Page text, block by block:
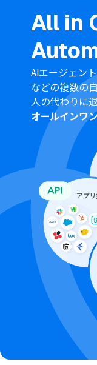
張子などの情
させるための
Microsoft
前のステップ
ンロード対象
Notionの各オ
で取得した情
ロードするペ
です
■注意事項
Microsoft
携してください
Microsoft365
般法人向けプ
般法人向けプ
する可能性が
アプリの仕様
同一にならな
るのでご了承
トリガーは5
間隔を選択で
プランによっ
ください。
分岐はミニプ
（オペレーシ
合は設定して
ーとなります
ミニプランな
All in
AIエージェン
などの複数の
人の代わりに
オールインワ